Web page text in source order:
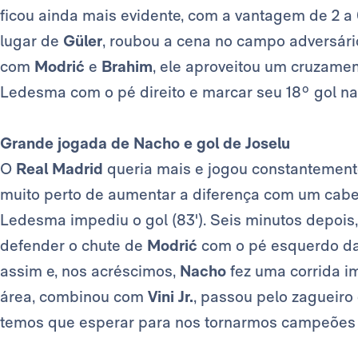
ficou ainda mais evidente, com a vantagem de 2 a
lugar de Güler, roubou a cena no campo
com Modrić e Brahim, ele aproveitou um
Ledesma com o pé direito e marcar seu 18º gol
Grande jogada de Nacho e gol de Joselu
O Real Madrid queria mais e jogou
muito perto de aumentar a diferença com um
Ledesma impediu o gol (83'). Seis minutos
defender o chute de Modrić com o pé esquerdo
assim e, nos acréscimos, Nacho fez uma corrida
área, combinou com Vini Jr., passou pelo
temos que esperar para nos tornarmos